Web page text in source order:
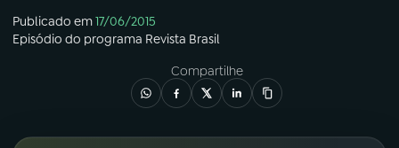
Publicado em17/06/2015
Episódio do programa Revista Brasil
Compartilhe